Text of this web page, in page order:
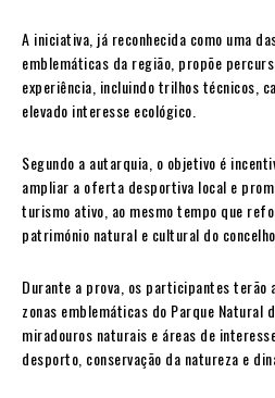
A iniciativa, já reconhecida como uma
emblemáticas da região, propõe
experiência, incluindo trilhos técnicos,
elevado interesse ecológico.
Segundo a autarquia, o objetivo é
ampliar a oferta desportiva local e
turismo ativo, ao mesmo tempo que
património natural e cultural do concelho.
Durante a prova, os participantes terão
zonas emblemáticas do Parque Natural
miradouros naturais e áreas de
desporto, conservação da natureza e